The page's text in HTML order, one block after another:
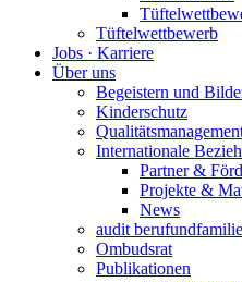
Tüftelwettbewerb
Jobs · Karriere
Über uns
Begeistern und
Kinderschutz
Internationale
Partner &
Projekte &
News
audit berufundfamilie
Ombudsrat
Publikationen